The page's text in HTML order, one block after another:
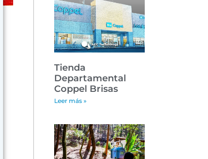
Tienda
Departamental
Coppel Brisas
Leer más »